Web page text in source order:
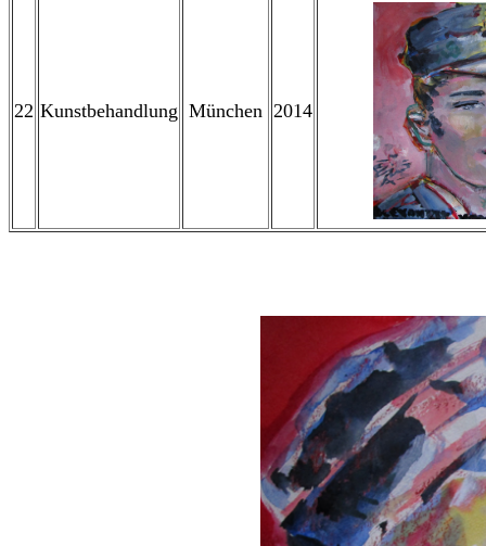
22 Kunstbehandlung München 2014